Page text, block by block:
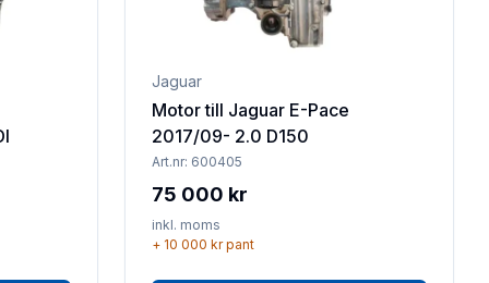
Jaguar
Motor till Jaguar E-Pace
2017/09- 2.0 D150
Art.nr: 600405
75 000 kr
inkl. moms
+ 10 000 krpant